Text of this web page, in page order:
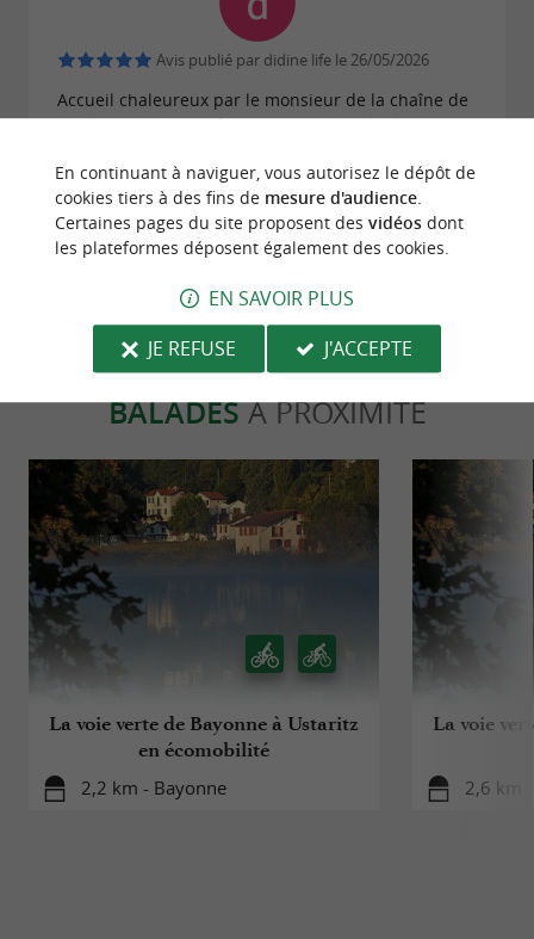
Avis publié par didine life le 26/05/2026
Accueil chaleureux par le monsieur de la chaîne de
production. Nous a fais une visite rapide de
recommande fortement le béret francais.
LIRE TOUS LES AVIS
ECRIRE UN AVIS
BALADESÀ PROXIMITÉ
La voie verte de Bayonne à Ustaritz
en écomobilité
2,2 km - Bayonne
La voie
2,6 km
En continuant à naviguer, vous autorisez le dépôt de
cookies tiers à des fins de mesure d'audience.
Certaines pages du site proposent des vidéosdont
les plateformes déposent également des cookies.
EN SAVOIR PLUS
JE REFUSE
J'ACCEPTE